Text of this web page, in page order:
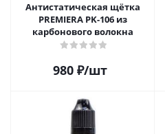
Антистатическая щётка
PREMIERA PK-106 из
карбонового волокна
980 ₽/шт